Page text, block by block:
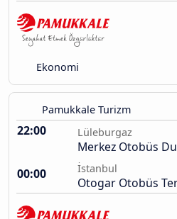
Ekonomi
Pamukkale Turizm
22:00 Lüleburgaz
Merkez Otobüs
00:00
İstanbul
Otogar Otobüs